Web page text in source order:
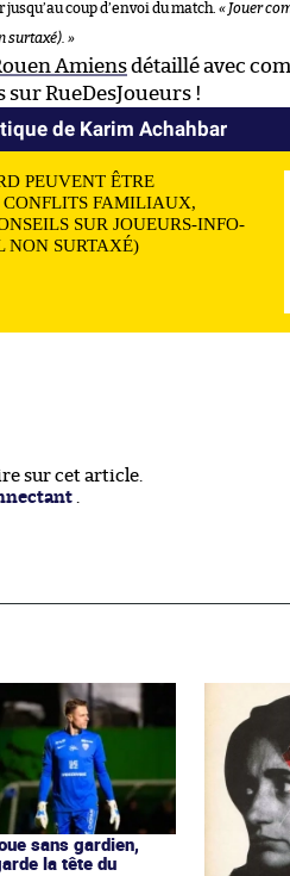
coup d’envoi du match. « Jouer
surtaxé). »
Amiensdétaillé avec
RueDesJoueurs !
de Karim Achahbar
PEUVENT ÊTRE
CONFLITS FAMILIAUX,
SUR JOUEURS-INFO-
NON SURTAXÉ)
sur cet article.
sans gardien,
la tête du